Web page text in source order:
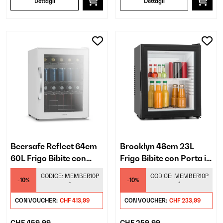
Beersafe Reflect 64cm
60L Frigo Bibite con
Porta in Vetro Bianco
-10%
CODICE: MEMBER10P
*
CON VOUCHER: CHF 413,99
Brooklyn 48cm 23L
Frigo Bibite con Porta in
Vetro Nero
-10%
CODICE: MEMBER10P
*
CON VOUCHER: CHF 233,99